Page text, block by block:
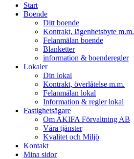
Start
Boende
Ditt boende
Kontrakt, lägenhetsbyte m.m.
Felanmälan boende
Blanketter
information & boenderegler
Lokaler
Din lokal
Kontrakt, överlåtelse m.m.
Felanmälan lokal
Information & regler lokal
Fastighetsägare
Om AKIFA Förvaltning AB
Våra tjänster
Kvalitet och Miljö
Kontakt
Mina sidor